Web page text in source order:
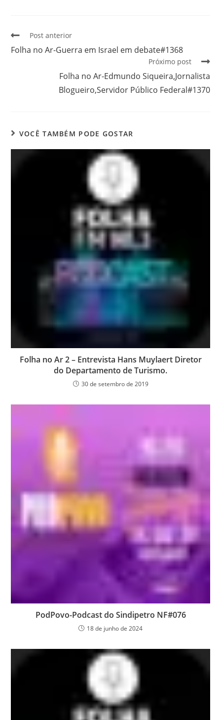
Post anterior
Folha no Ar-Guerra em Israel em debate#1368
Próximo post
Folha no Ar-Edmundo Siqueira,Jornalista
Blogueiro,Servidor Público Federal#1370
VOCÊ TAMBÉM PODE GOSTAR
Folha no Ar 2 – Entrevista Hans Muylaert Diretor
do Departamento de Turismo.
30 de setembro de 2019
PodPovo-Podcast do Sindipetro NF#076
18 de junho de 2024